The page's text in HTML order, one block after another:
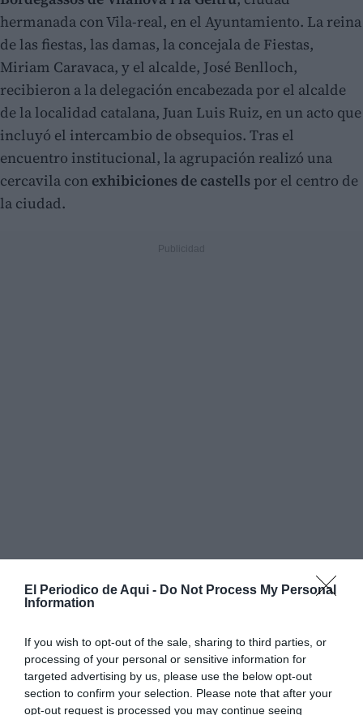
El Periodico de Aqui - Do Not Process My Personal
Information
If you wish to opt-out of the sale, sharing to third parties, or
processing of your personal or sensitive information for
targeted advertising by us, please use the below opt-out
section to confirm your selection. Please note that after your
opt-out request is processed you may continue seeing
hermanada con Vila-real, en el Ayuntamiento. La reina
de las fiestas, las damas, la concejala de Fiestas,
Miriam Caravaca, y el alcalde, José Benlloch,
recibieron a la delegación encabezada por el alcalde
de la localidad catalana, Juan Luis Ruiz, en un acto que
incluyó el intercambio de obsequios. Tras el
encuentro institucional, la agrupación realizó una
cercavila con exhibiciones de castells por el centro de
la ciudad.